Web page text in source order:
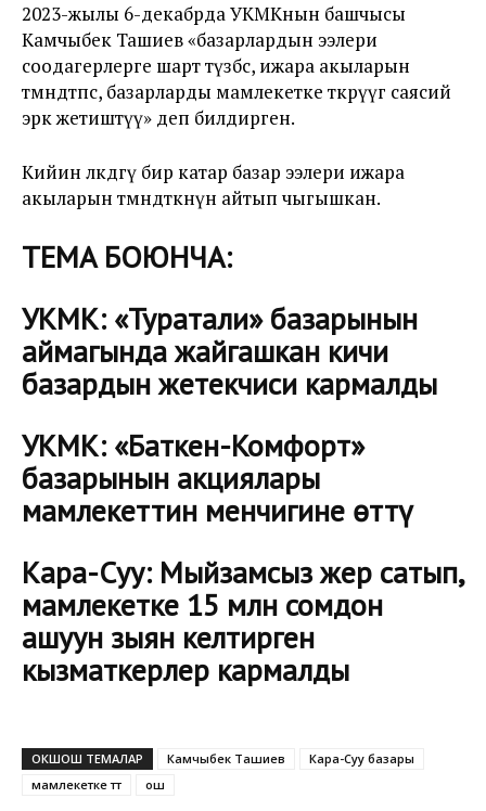
2023-жылы 6-декабрда УКМКнын башчысы
Камчыбек Ташиев «базарлардын ээлери
соодагерлерге шарт түзбөсө, ижара акыларын
төмөндөтпөсө, базарларды мамлекетке өткөрүүгө саясий
эрк жетиштүү» деп билдирген.
Кийин өлкөдөгү бир катар базар ээлери ижара
акыларын төмөндөткөнүн айтып чыгышкан.
ТЕМА БОЮНЧА:
УКМК: «Туратали» базарынын
аймагында жайгашкан кичи
базардын жетекчиси кармалды
УКМК: «Баткен-Комфорт»
базарынын акциялары
мамлекеттин менчигине өттү
Кара-Суу: Мыйзамсыз жер сатып,
мамлекетке 15 млн сомдон
ашуун зыян келтирген
кызматкерлер кармалды
ОКШОШ ТЕМАЛАР Камчыбек Ташиев
Кара-Суу базары
мамлекетке өтөт
ош